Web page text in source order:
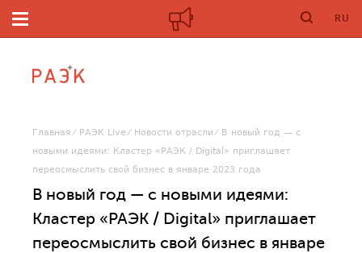
RU
Главная РАЭК Live Новости отрасли
В новый год — с
новыми идеями: Кластер «РАЭК / Digital» приглашает
переосмыслить свой бизнес в январе 2023 года
В новый год — с новыми идеями:
Кластер «РАЭК / Digital» приглашает
переосмыслить свой бизнес в январе